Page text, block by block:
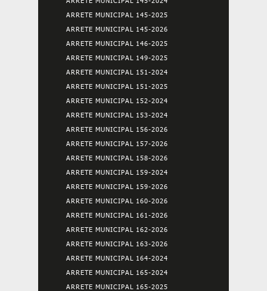
ARRETE MUNICIPAL 145-2025
ARRETE MUNICIPAL 145-2026
ARRETE MUNICIPAL 146-2025
ARRETE MUNICIPAL 149-2025
ARRETE MUNICIPAL 151-2024
ARRETE MUNICIPAL 151-2025
ARRETE MUNICIPAL 152-2024
ARRETE MUNICIPAL 153-2024
ARRETE MUNICIPAL 156-2026
ARRETE MUNICIPAL 157-2026
ARRETE MUNICIPAL 158-2026
ARRETE MUNICIPAL 159-2024
ARRETE MUNICIPAL 159-2026
ARRETE MUNICIPAL 160-2026
ARRETE MUNICIPAL 161-2026
ARRETE MUNICIPAL 162-2026
ARRETE MUNICIPAL 163-2026
ARRETE MUNICIPAL 164-2024
ARRETE MUNICIPAL 165-2024
ARRETE MUNICIPAL 165-2025